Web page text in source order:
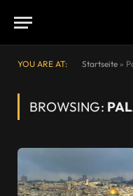
YOU ARE AT: Startseite »
BROWSING: